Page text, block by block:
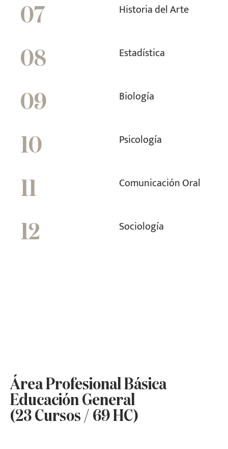
07 Historia del Arte
08 Estadística
09 Biología
10 Psicología
11 Comunicación Oral
12 Sociología
Área Profesional Básica
Educación General
(23 Cursos / 69 HC)